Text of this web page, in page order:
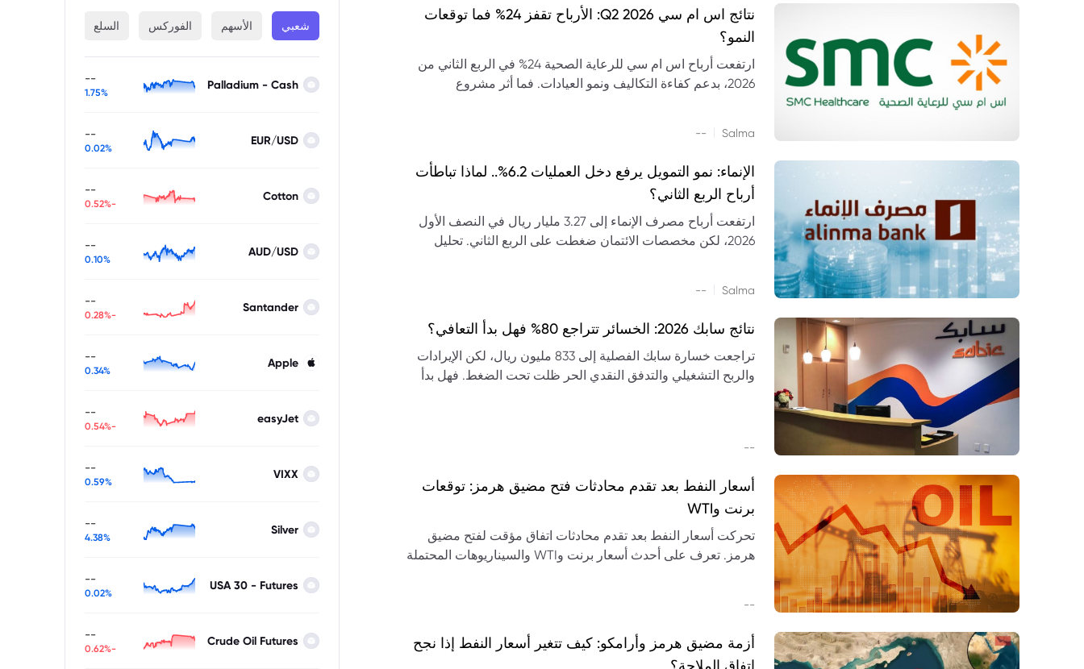
نتائج اس ام سي Q2 2026: الأرباح تقفز 24% فما توقعات
النمو؟
ارتفعت أرباح اس ام سي للرعاية الصحية 24% في الربع الثاني من
2026، بدعم كفاءة التكاليف ونمو العيادات. فما أثر مشروع
Salma
--
الإنماء: نمو التمويل يرفع دخل العمليات 6.2%.. لماذا تباطأت
أرباح الربع الثاني؟
ارتفعت أرباح مصرف الإنماء إلى 3.27 مليار ريال في النصف الأول
2026، لكن مخصصات الائتمان ضغطت على الربع الثاني. تحليل
Salma
--
نتائج سابك 2026: الخسائر تتراجع 80% فهل بدأ التعافي؟
تراجعت خسارة سابك الفصلية إلى 833 مليون ريال، لكن الإيرادات
والربح التشغيلي والتدفق النقدي الحر ظلت تحت الضغط. فهل بدأ
--
أسعار النفط بعد تقدم محادثات فتح مضيق هرمز: توقعات
برنت وWTI
تحركت أسعار النفط بعد تقدم محادثات اتفاق مؤقت لفتح مضيق
هرمز. تعرف على أحدث أسعار برنت وWTI والسيناريوهات المحتملة
--
أزمة مضيق هرمز وأرامكو: كيف تتغير أسعار النفط إذا نجح
اتفاق الملاحة؟
شعبي الأسهم الفوركس السلع
Palladium - Cash
--
1.75%
EUR/USD
--
0.02%
Cotton
--
-0.52%
AUD/USD
--
0.10%
Santander
--
-0.28%
Apple
--
0.34%
easyJet
--
-0.54%
VIXX
--
0.59%
Silver
--
4.38%
USA 30 - Futures
--
0.02%
Crude Oil Futures
--
-0.62%